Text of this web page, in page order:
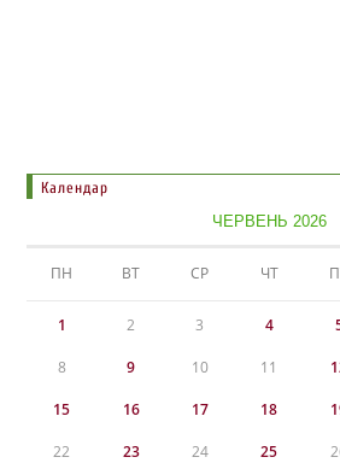
Календар
ЧЕРВЕНЬ 2026
ПН ВТ СР ЧТ
1 2 3 4
8 9 10 11
15 16 17 18
22 23 24 25